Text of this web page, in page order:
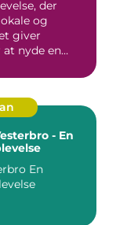
fra friske
til
og
der
og
giver
nyde en
- En
En